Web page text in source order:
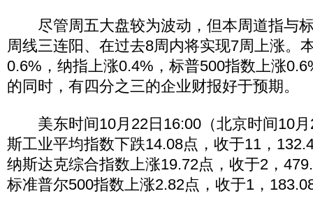
尽管周五大盘较为波动，但本周道指与
周线三连阳、在过去8周内将实现7周上涨。
0.6%，纳指上涨0.4%，标普500指数上涨
的同时，有四分之三的企业财报好于预期。
美东时间10月22日16:00（北京时间10月
斯工业平均指数下跌14.08点，收于11，
纳斯达克综合指数上涨19.72点，收于2，
标准普尔500指数上涨2.82点，收于1，